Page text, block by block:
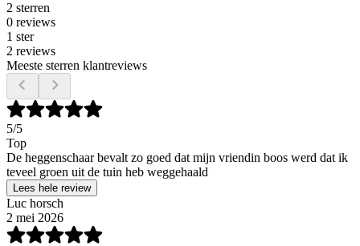
2 sterren
0 reviews
1 ster
2 reviews
Meeste sterren klantreviews
5/5
Top
De heggenschaar bevalt zo goed dat mijn vriendin boos werd dat ik
teveel groen uit de tuin heb weggehaald
Lees hele review
Luc horsch
2 mei 2026